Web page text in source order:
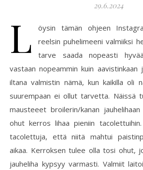
29.6.2024
L
öysin tämän ohjeen
reelsin puhelimeeni valmiiksi
tarve saada nopeasti
vastaan nopeammin kuin aavistinkaan
iltana valmistin nämä, kun kaikilla oli
suurempaan ei ollut tarvetta. Näissä
mausteeet broilerin/kanan
ohut kerros lihaa pieniin
tacolettuja, että niitä mahtui
aikaa. Kerroksen tulee olla tosi ohut,
jauheliha kypsyy varmasti. Valmiit